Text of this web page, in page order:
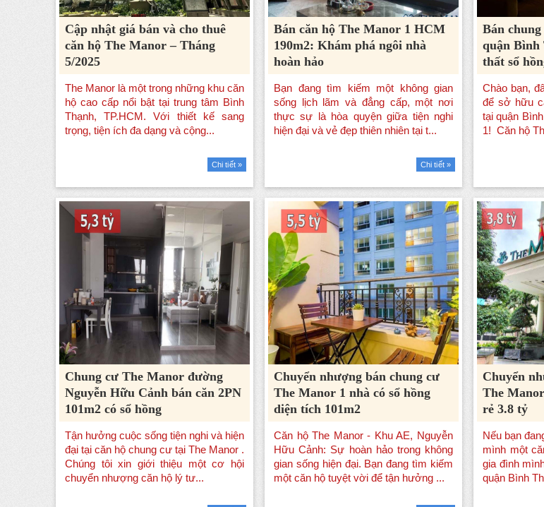
Cập nhật giá bán và cho thuê
căn hộ The Manor – Tháng
5/2025
Chi tiết »
Bán căn hộ The Manor 1 HCM
190m2: Khám phá ngôi nhà
hoàn hảo
Chi tiết »
Bán
quận Bình
thất sổ
Chung cư The Manor đường
Nguyễn Hữu Cảnh bán căn 2PN
101m2 có sổ hồng
Chuyển nhượng bán chung cư
The Manor 1 nhà có sổ hồng
diện tích 101m2
Chuyển
The
rẻ 3.8 tỷ